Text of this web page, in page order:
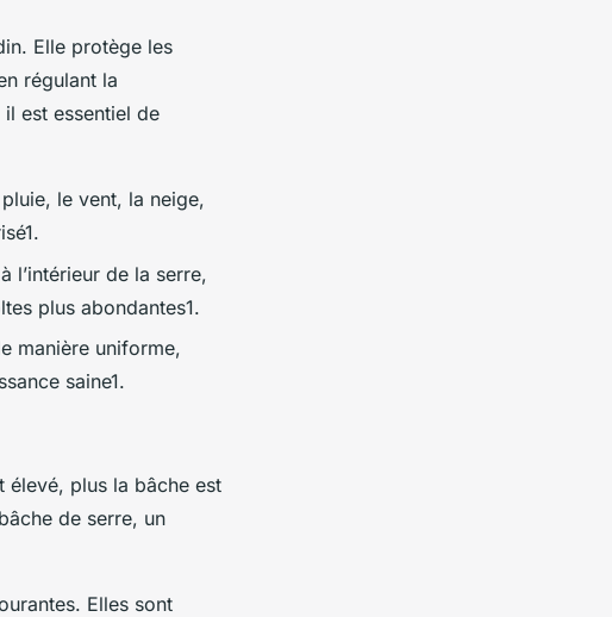
Elle protège les
régulant la
est essentiel de
le vent, la neige,
l’intérieur de la serre,
plus abondantes1.
manière uniforme,
saine1.
élevé, plus la bâche est
de serre, un
Elles sont